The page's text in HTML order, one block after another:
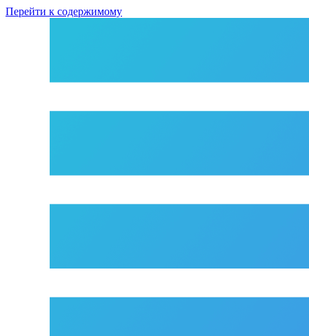
Перейти к содержимому